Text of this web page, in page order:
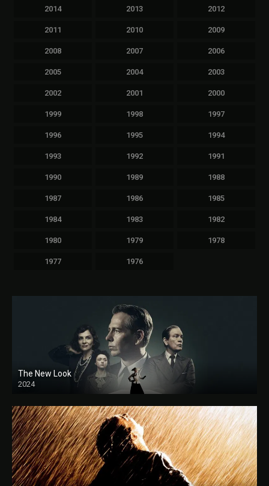
2014 2013 2012
2011 2010 2009
2008 2007 2006
2005 2004 2003
2002 2001 2000
1999 1998 1997
1996 1995 1994
1993 1992 1991
1990 1989 1988
1987 1986 1985
1984 1983 1982
1980 1979 1978
1977 1976
The New Look
2024